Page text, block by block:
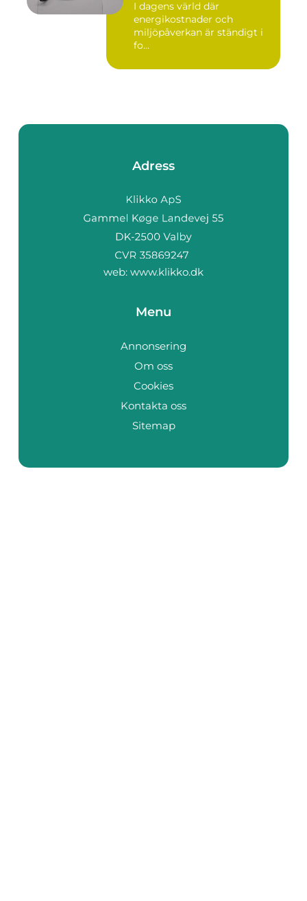
I dagens värld där
energikostnader och
miljöpåverkan är ständigt i
fo...
Adress
web: www.klikko.dk
Menu
Annonsering
Om oss
Cookies
Kontakta oss
Sitemap